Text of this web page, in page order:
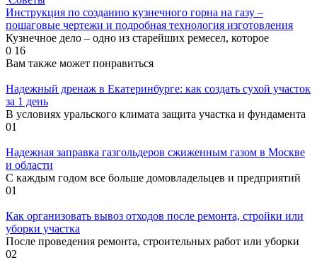
Инструкция по созданию кузнечного горна на газу –
пошаговые чертежи и подробная технология изготовления
Кузнечное дело – одно из старейших ремесел, которое
0 16
Вам также может понравиться
Надежный дренаж в Екатеринбурге: как создать сухой участок
за 1 день
В условиях уральского климата защита участка и фундамента
01
Надежная заправка газгольдеров сжиженным газом в Москве
и области
С каждым годом все больше домовладельцев и предприятий
01
Как организовать вывоз отходов после ремонта, стройки или
уборки участка
После проведения ремонта, строительных работ или уборки
02